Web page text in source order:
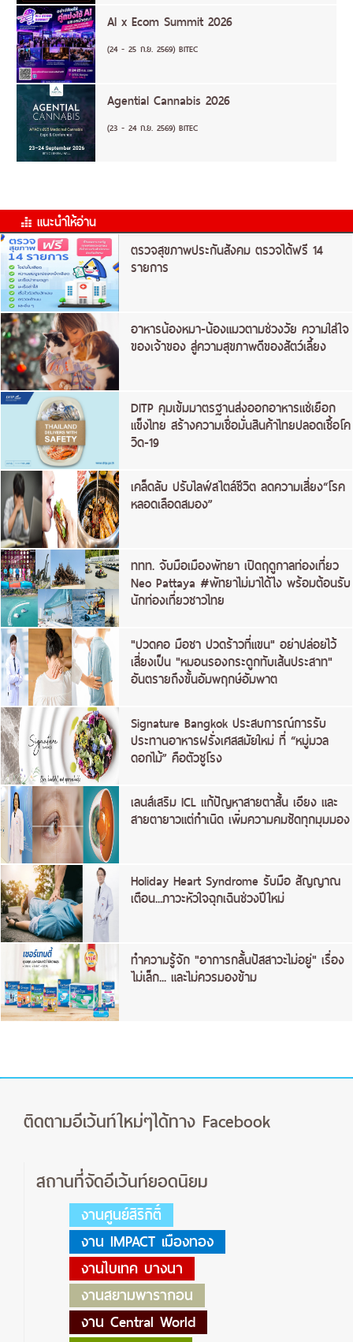
AI x Ecom Summit 2026
(24 - 25 ก.ย. 2569) BITEC
Agential Cannabis 2026
(23 - 24 ก.ย. 2569) BITEC
แนะนำให้อ่าน
ตรวจสุขภาพประกันสังคม ตรวจได้ฟรี 14
รายการ
อาหารน้องหมา-น้องแมวตามช่วงวัย ความใส่ใจ
ของเจ้าของ สู่ความสุขภาพดีของสัตว์เลี้ยง
DITP คุมเข้มมาตรฐานส่งออกอาหารแช่เยือก
แข็งไทย สร้างความเชื่อมั่นสินค้าไทยปลอดเชื้อโค
วิด-19
เคล็ดลับ ปรับไลฟ์สไตล์ชีวิต ลดความเสี่ยง“โรค
หลอดเลือดสมอง”
ททท. จับมือเมืองพัทยา เปิดฤดูกาลท่องเที่ยว
Neo Pattaya #พัทยาไม่มาได้ไง พร้อมต้อนรับ
นักท่องเที่ยวชาวไทย
"ปวดคอ มือชา ปวดร้าวที่แขน" อย่าปล่อยไว้
เสี่ยงเป็น "หมอนรองกระดูกทับเส้นประสาท"
อันตรายถึงขั้นอัมพฤกษ์อัมพาต
Signature Bangkok ประสบการณ์การรับ
ประทานอาหารฝรั่งเศสสมัยใหม่ ที่ “หมู่มวล
ดอกไม้” คือตัวชูโรง
เลนส์เสริม ICL แก้ปัญหาสายตาสั้น เอียง และ
สายตายาวแต่กำเนิด เพิ่มความคมชัดทุกมุมมอง
Holiday Heart Syndrome รับมือ สัญญาณ
เตือน...ภาวะหัวใจฉุกเฉินช่วงปีใหม่
ทำความรู้จัก "อาการกลั้นปัสสาวะไม่อยู่" เรื่อง
ไม่เล็ก... และไม่ควรมองข้าม
ติดตามอีเว้นท์ใหม่ๆได้ทาง Facebook
สถานที่จัดอีเว้นท์ยอดนิยม
งานศูนย์สิริกิติ์
งาน IMPACT เมืองทอง
งานไบเทค บางนา
งานสยามพารากอน
งาน Central World